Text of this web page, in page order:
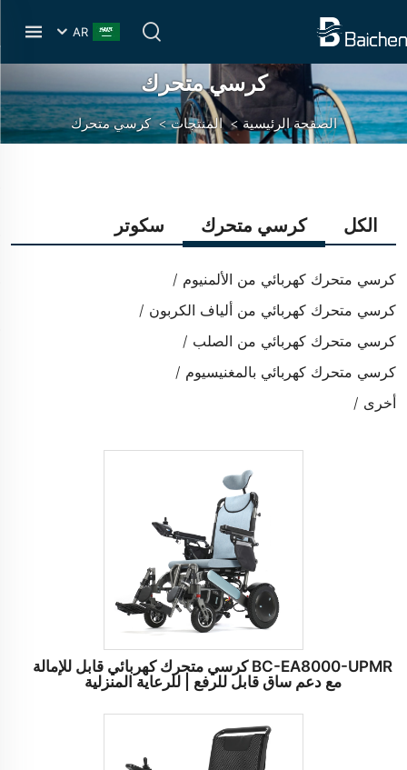
AR
كرسي متحرك
الصفحة الرئيسية>المنتجات>كرسي متحرك
الكل كرسي متحرك سكوتر
كرسي متحرك كهربائي من الألمنيوم
كرسي متحرك كهربائي من ألياف الكربون
كرسي متحرك كهربائي من الصلب
كرسي متحرك كهربائي بالمغنيسيوم
أخرى
BC-EA8000-UPMR كرسي متحرك كهربائي قابل للإمالة
مع دعم ساق قابل للرفع | للرعاية المنزلية